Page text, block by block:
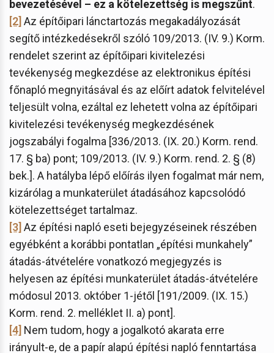
bevezetésével – ez a kötelezettség is megszűnt.
[2] Az építőipari lánctartozás megakadályozását
segítő intézkedésekről szóló 109/2013. (IV. 9.) Korm.
rendelet szerint az építőipari kivitelezési
tevékenység megkezdése az elektronikus építési
főnapló megnyitásával és az előírt adatok felvitelével
teljesült volna, ezáltal ez lehetett volna az építőipari
kivitelezési tevékenység megkezdésének
jogszabályi fogalma [336/2013. (IX. 20.) Korm. rend.
17. § ba) pont; 109/2013. (IV. 9.) Korm. rend. 2. § (8)
bek.]. A hatályba lépő előírás ilyen fogalmat már nem,
kizárólag a munkaterület átadásához kapcsolódó
kötelezettséget tartalmaz.
[3] Az építési napló eseti bejegyzéseinek részében
egyébként a korábbi pontatlan „építési munkahely”
átadás-átvételére vonatkozó megjegyzés is
helyesen az építési munkaterület átadás-átvételére
módosul 2013. október 1-jétől [191/2009. (IX. 15.)
Korm. rend. 2. melléklet II. a) pont].
[4] Nem tudom, hogy a jogalkotó akarata erre
irányult-e, de a papír alapú építési napló fenntartása